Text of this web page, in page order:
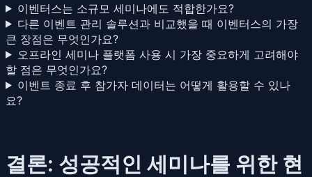
이벤터스는 소규모 세미나에도 적합한가요?
다른 이벤트 관리 솔루션과 비교했을 때 이벤터스의 가장
큰 장점은 무엇인가요?
오프라인 세미나 플랫폼 사용 시 가장 중요하게 고려해야
할 점은 무엇인가요?
이벤트 종료 후 참가자 데이터는 어떻게 활용할 수 있나
요?
결론: 성공적인 세미나를 위한 현